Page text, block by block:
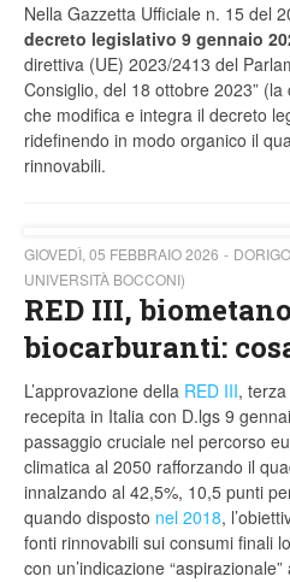
Nella Gazzetta Ufficiale n. 15 del
decreto legislativo 9 gennaio
direttiva (UE) 2023/2413 del
Consiglio, del 18 ottobre 2023” (la
che modifica e integra il decreto
ridefinendo in modo organico il
rinnovabili.
GIOVEDÌ, 05 FEBBRAIO 2026
UNIVERSITÀ BOCCONI)
RED III,
biocarburanti:
L’approvazione della RED III,
recepita in Italia con D.lgs 9
passaggio cruciale nel percorso
climatica al 2050 rafforzando il
innalzando al 42,5%, 10,5 punti
quando disposto nel 2018,
fonti rinnovabili sui consumi finali
con un’indicazione “aspirazionale”